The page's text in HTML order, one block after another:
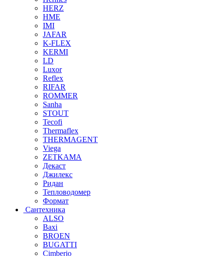
HERZ
HME
IMI
JAFAR
K-FLEX
KERMI
LD
Luxor
Reflex
RIFAR
ROMMER
Sanha
STOUT
Tecofi
Thermaflex
THERMAGENT
Viega
ZETKAMA
Декаст
Джилекс
Ридан
Тепловодомер
Формат
Сантехника
ALSO
Baxi
BROEN
BUGATTI
Cimberio